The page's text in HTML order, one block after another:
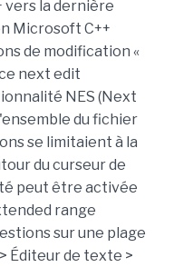
vers la dernière
Microsoft C++
de modification «
next edit
NES (Next
du fichier
se limitaient à la
du curseur de
peut être activée
range
sur une plage
Éditeur de texte >